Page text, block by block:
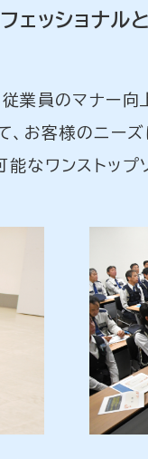
フェッショナ
業員のマナー向
、お客様のニー
なワンストップ